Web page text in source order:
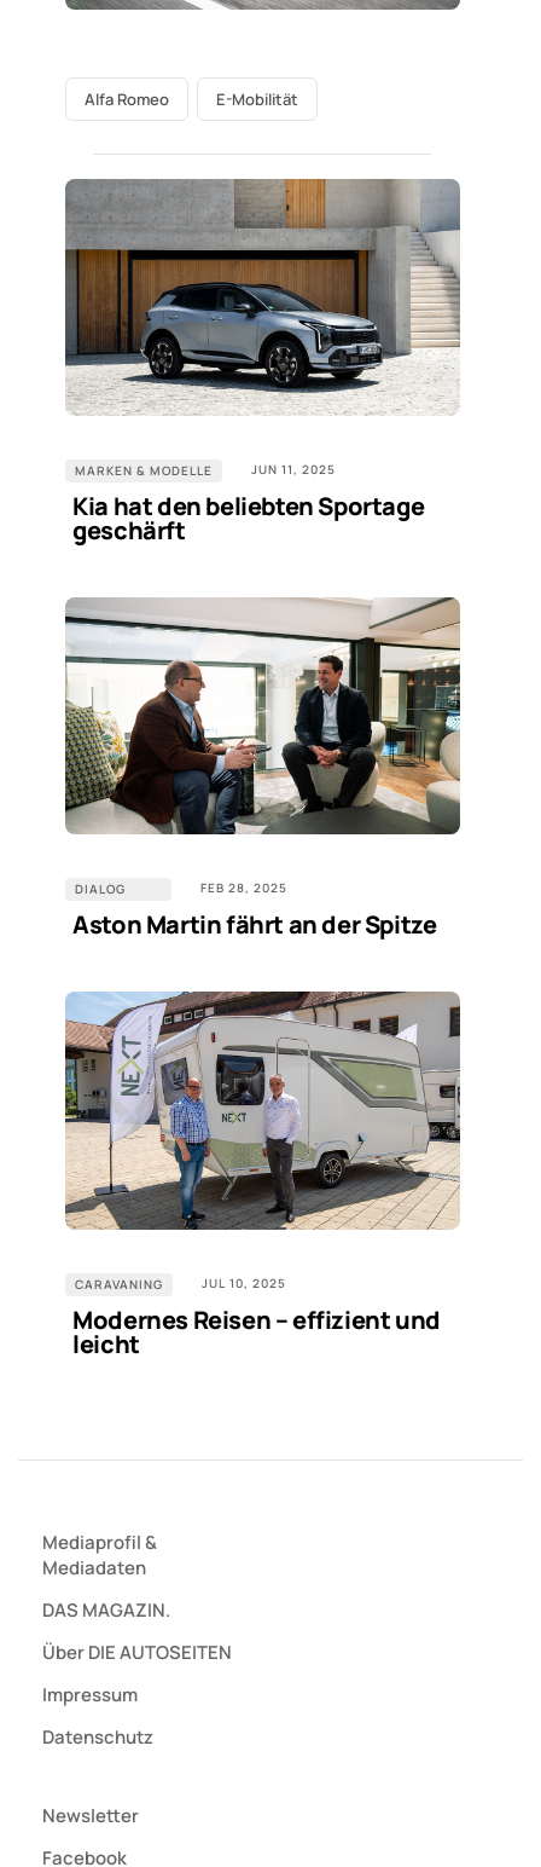
Alfa Romeo E-Mobilität
MARKEN & MODELLE JUN 11, 2025
Kia hat den beliebten Sportage
geschärft
DIALOG FEB 28, 2025
Aston Martin fährt an der Spitze
CARAVANING JUL 10, 2025
Modernes Reisen – effizient und
leicht
Mediaprofil&
Mediadaten
DAS MAGAZIN.
Über DIE AUTOSEITEN
Impressum
Datenschutz
Newsletter
Facebook